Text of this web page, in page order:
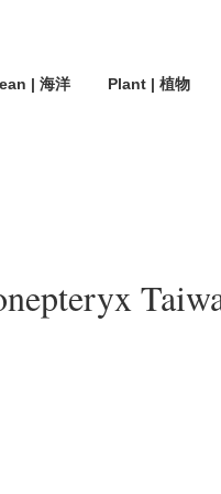
| 海洋 Plant | 植物